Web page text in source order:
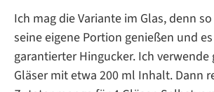
Ich mag die Variante im Glas, denn
seine eigene Portion genießen und
garantierter Hingucker. Ich verwende
Gläser mit etwa 200 ml Inhalt. Dann